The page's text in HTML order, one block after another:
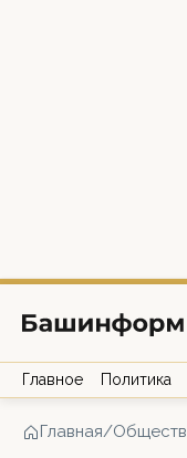
Главное Политика
Главная/